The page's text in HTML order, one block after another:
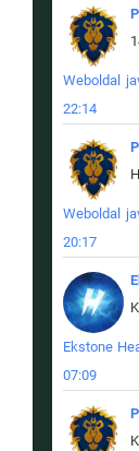
Weboldal
22:14
Weboldal
20:17
Ekstone
07:09